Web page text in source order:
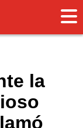
la